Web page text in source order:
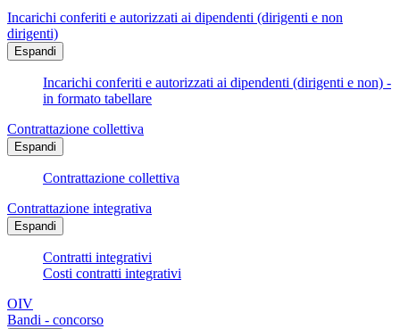
Incarichi conferiti e autorizzati ai dipendenti (dirigenti e non
dirigenti)
Espandi
Incarichi conferiti e autorizzati ai dipendenti (dirigenti e non) -
in formato tabellare
Contrattazione collettiva
Espandi
Contrattazione collettiva
Contrattazione integrativa
Espandi
Contratti integrativi
Costi contratti integrativi
OIV
Bandi - concorso